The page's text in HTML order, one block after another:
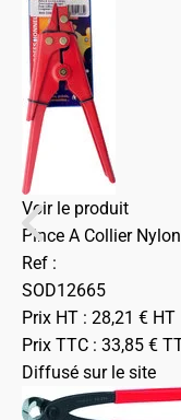
Voir le produit
Pince A Collier
Ref :
SOD12665
Prix HT : 28,21 € HT
Prix TTC : 33,85 €
Diffusé sur le site